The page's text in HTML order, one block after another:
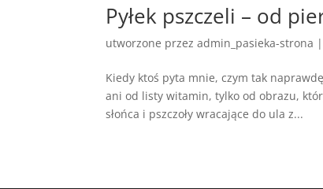
Pyłek pszczeli – od
utworzone przezadmin_pasieka-strona |
Kiedy ktoś pyta mnie, czym tak
ani od listy witamin, tylko od obrazu,
słońca i pszczoły wracające do ula z...